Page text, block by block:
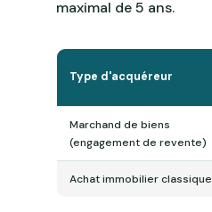
maximal de 5 ans.
Type d'acquéreur
Marchand de biens
(engagement de revente)
Achat immobilier classique